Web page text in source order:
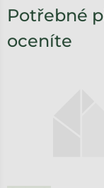
Potřebné
oceníte